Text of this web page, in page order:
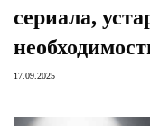
сериала,
17.09.2025